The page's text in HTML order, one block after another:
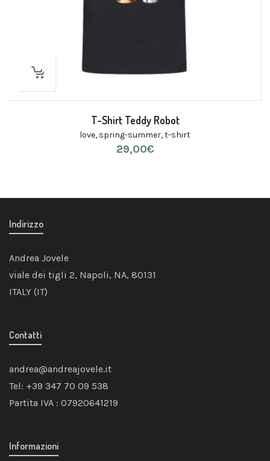
T-Shirt Teddy Robot
love, spring-summer,t-shirt
29,00€
Indirizzo
Andrea Jovele
viale dei tigli 2, Napoli, NA, 80131
ITALY (IT)
Contatti
andrea@andreajovele.it
Tel: +39 347 70 09 538
Partita IVA : 07920641219
Informazioni